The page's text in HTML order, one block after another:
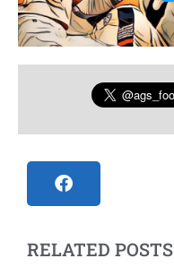
RELATED POSTS